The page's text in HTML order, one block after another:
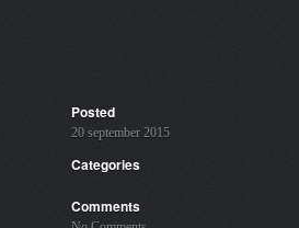
Posted
20 september 2015
Categories
Comments